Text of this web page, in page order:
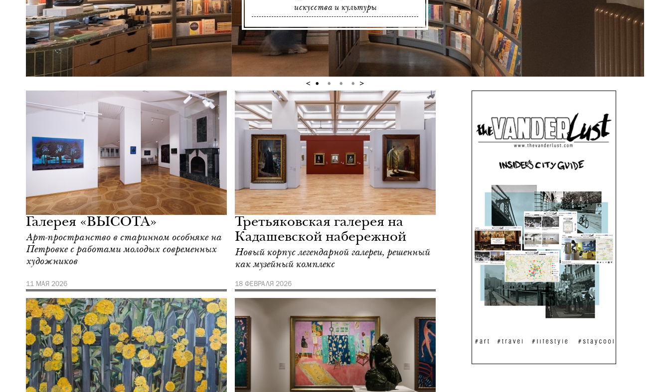
искусства и культуры
Галерея «ВЫСОТА»
Арт-пространство в старинном особняке на
Петровке с работами молодых современных
художников
11 МАЯ 2026
Культура
Москва
Третьяковская галерея на
Кадашевской набережной
Новый корпус легендарной галереи, решенный
как музейный комплекс
18 ФЕВРАЛЯ 2026